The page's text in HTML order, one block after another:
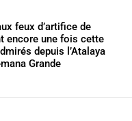
feux d’artifice de
encore une fois cette
depuis l’Atalaya
Grande